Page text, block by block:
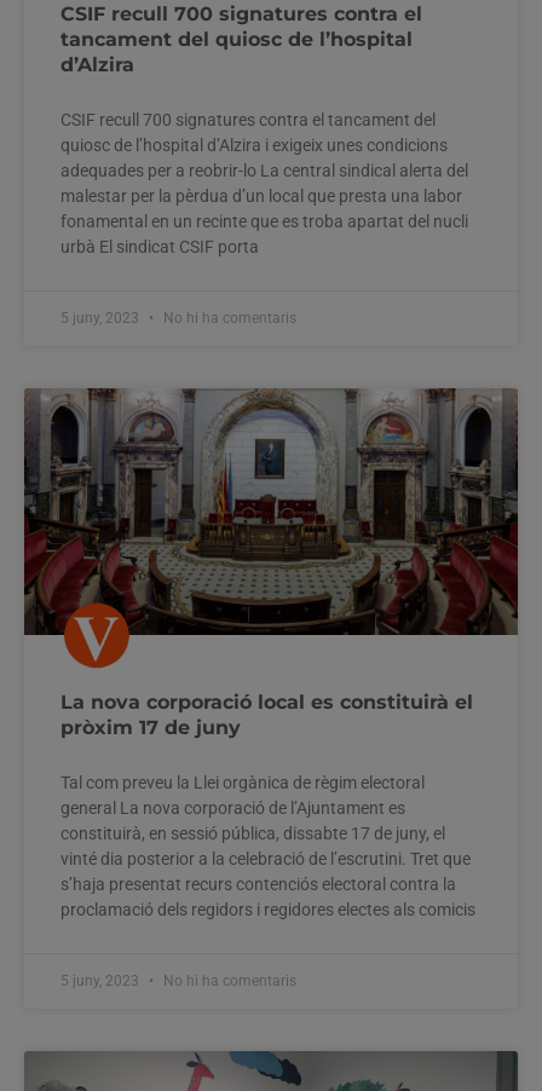
CSIF recull 700 signatures contra el
tancament del quiosc de l’hospital
d’Alzira
CSIF recull 700 signatures contra el tancament del
quiosc de l’hospital d’Alzira i exigeix unes condicions
adequades per a reobrir-lo La central sindical alerta del
malestar per la pèrdua d’un local que presta una labor
fonamental en un recinte que es troba apartat del nucli
urbà El sindicat CSIF porta
5 juny, 2023 No hi ha comentaris
La nova corporació local es constituirà el
pròxim 17 de juny
Tal com preveu la Llei orgànica de règim electoral
general La nova corporació de l’Ajuntament es
constituirà, en sessió pública, dissabte 17 de juny, el
vinté dia posterior a la celebració de l’escrutini. Tret que
s’haja presentat recurs contenciós electoral contra la
proclamació dels regidors i regidores electes als comicis
5 juny, 2023 No hi ha comentaris